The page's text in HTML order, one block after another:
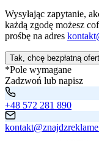
Wysyłając zapytanie,
każdą zgodę możesz
prośbę na adres
Tak, chcę bezpłatną
*Pole wymagane
Zadzwoń lub napisz
+48 572 281 890